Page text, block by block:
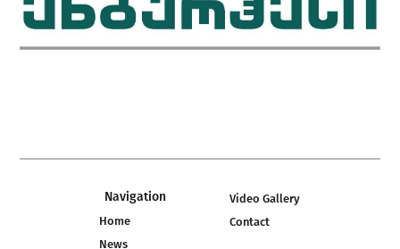
Navigation
Home
News
Video Gallery
Contact